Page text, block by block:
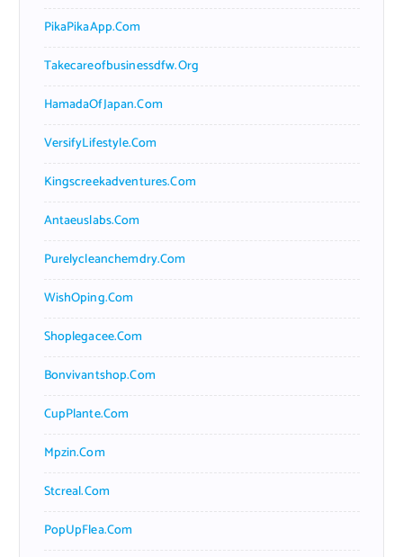
PikaPikaApp.com
Takecareofbusinessdfw.org
HamadaOfJapan.com
VersifyLifestyle.com
Kingscreekadventures.com
Antaeuslabs.com
Purelycleanchemdry.com
WishOping.com
Shoplegacee.com
Bonvivantshop.com
CupPlante.com
Mpzin.com
Stcreal.com
PopUpFlea.com